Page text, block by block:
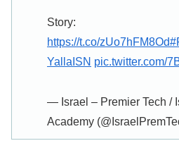
Story:
https://t.co/zUo7hFM8Od
YallaISN pic.twitter.com/
— Israel – Premier Tech /
Academy